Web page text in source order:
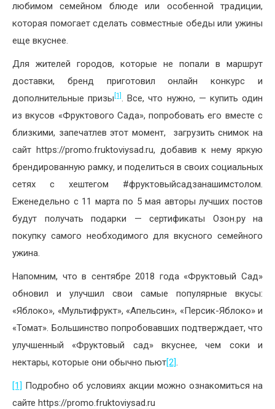
любимом семейном блюде или особенной традиции,
которая помогает сделать совместные обеды или ужины
еще вкуснее.
Для жителей городов, которые не попали в маршрут
доставки, бренд приготовил онлайн конкурс и
дополнительные призы [1] . Все, что нужно, — купить один
из вкусов «Фруктового Сада», попробовать его вместе с
близкими, запечатлев этот момент, загрузить снимок на
сайт https://promo.fruktoviysad.ru, добавив к нему яркую
брендированную рамку, и поделиться в своих социальных
сетях с хештегом #фруктовыйсадзанашимстолом.
Еженедельно с 11 марта по 5 мая авторы лучших постов
будут получать подарки — сертификаты Озон.ру на
покупку самого необходимого для вкусного семейного
ужина.
Напомним, что в сентябре 2018 года «Фруктовый Сад»
обновил и улучшил свои самые популярные вкусы:
«Яблоко», «Мультифрукт», «Апельсин», «Персик-Яблоко» и
«Томат». Большинство попробовавших подтверждает, что
улучшенный «Фруктовый сад» вкуснее, чем соки и
нектары, которые они обычно пьют[2].
[1] Подробно об условиях акции можно ознакомиться на
сайте https://promo.fruktoviysad.ru